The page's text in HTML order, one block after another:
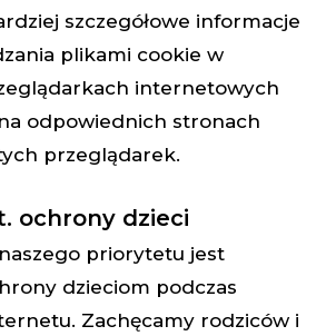
szczegółowe informacje
plikami cookie w
internetowych
odpowiednich stronach
przeglądarek.
ochrony dzieci
priorytetu jest
dzieciom podczas
Zachęcamy rodziców i